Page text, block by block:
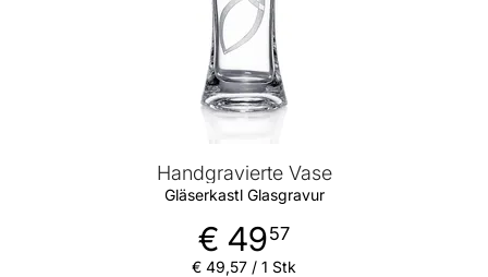
Handgravierte Vase
Gläserkastl Glasgravur
€ 4957
€ 49,57 / 1 Stk